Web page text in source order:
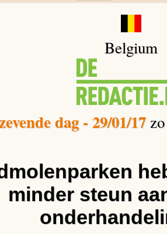
Belgium
dag - 29/01/17zo
minder steun